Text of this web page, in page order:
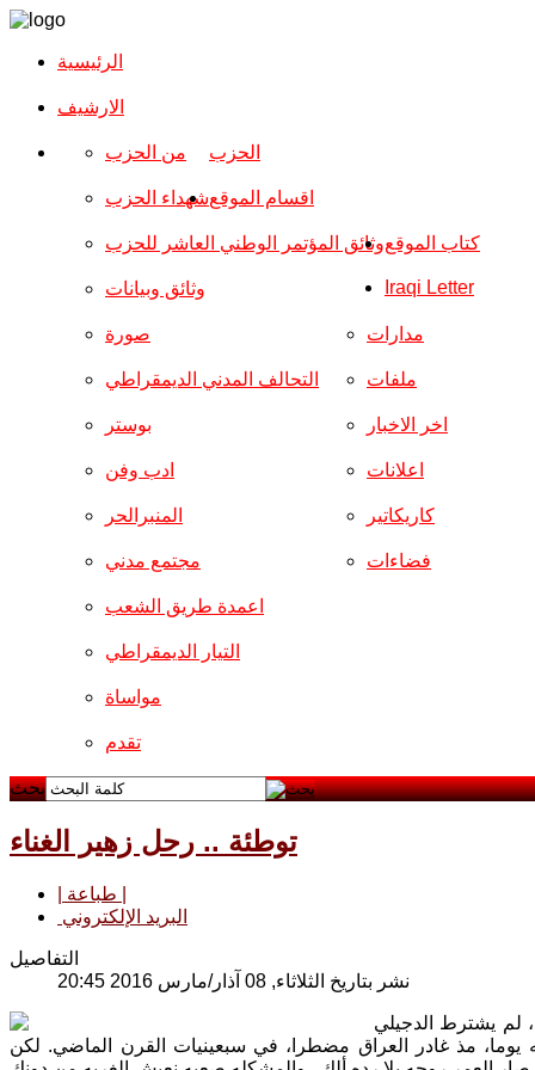
الرئيسية
الارشیف
الحزب من الحزب
شهداء الحزب
وثائق المؤتمر الوطني العاشر للحزب
وثائق وبيانات
اقسام الموقع
صورة
التحالف المدني الديمقراطي
بوستر
ادب وفن
المنبرالحر
مجتمع مدني
مدارات
ملفات
اخر الاخبار
اعلانات
كاريكاتير
فضاءات
اعمدة طريق الشعب
التيار الديمقراطي
مواساة
تقدم
كتاب الموقع
Iraqi Letter
بحث
توطئة .. رحل زهير الغناء
البريد الإلكتروني
التفاصيل
نشر بتاريخ الثلاثاء, 08 آذار/مارس 2016 20:45
لم يشترط الدجيلي
مذ غادر العراق مضطرا، في سبعينيات القرن الماضي. لكن